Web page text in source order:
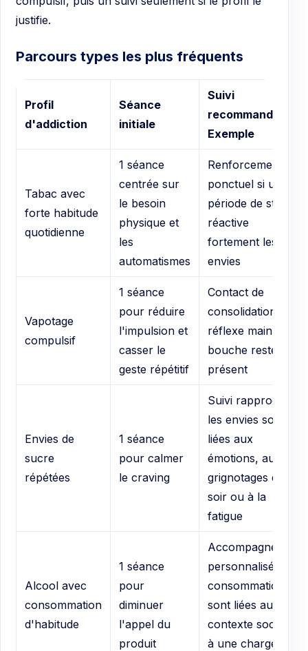
justifie.
Parcours types les plus fréquents
Profil
d'addiction
Séance
initiale
Suivi
recommandé
Exemple
Tabac avec
forte habitude
quotidienne
1 séance
centrée sur
le besoin
physique et
les
automatismes
Renforcement
ponctuel si une
période de stress
réactive
fortement les
envies
Vapotage
compulsif
1 séance
pour réduire
l'impulsion et
casser le
geste répétitif
Contact de
consolidation si le
réflexe main-
bouche reste très
présent
Envies de
sucre
répétées
1 séance
pour calmer
le craving
Suivi rapproché si
les envies sont
liées aux
émotions, aux
grignotages du
soir ou à la
fatigue
Alcool avec
consommation
d'habitude
1 séance
pour
diminuer
l'appel du
produit
Accompagnement
personnalisé si les
consommations
sont liées au
contexte social ou
à une charge